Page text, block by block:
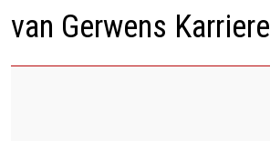
van Gerwens Karriere